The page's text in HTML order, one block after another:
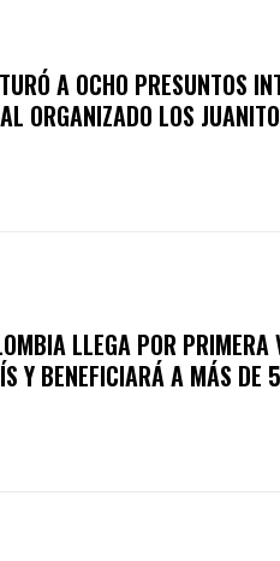
A OCHO PRESUNTOS
ORGANIZADO LOS
LLEGA POR
Y BENEFICIARÁ A MÁS